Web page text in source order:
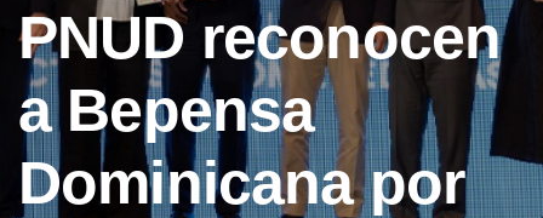
PNUD reconocen
a Bepensa
Dominicana por